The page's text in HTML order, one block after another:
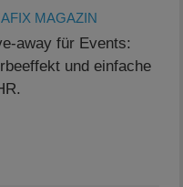
MAGAZIN
away für Events:
und einfache